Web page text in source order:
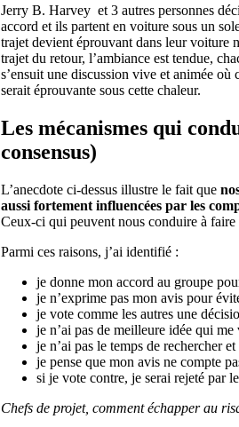
Jerry B. Harvey et 3 autres personnes
accord et ils partent en voiture sous un
trajet devient éprouvant dans leur voiture
trajet du retour, l’ambiance est tendue,
s’ensuit une discussion vive et animée
serait éprouvante sous cette chaleur.
Les mécanismes qui
consensus)
L’anecdote ci-dessus illustre le fait que
aussi fortement influencées par les
Ceux-ci qui peuvent nous conduire à
Parmi ces raisons, j’ai identifié :
je donne mon accord au groupe
je n’exprime pas mon avis pour
je vote comme les autres une
je n’ai pas de meilleure idée qui
je n’ai pas le temps de rechercher
je pense que mon avis ne compte
si je vote contre, je serai rejeté par
Chefs de projet, comment échapper au